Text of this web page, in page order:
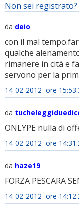
Non sei registrato?
da deio
con il mal
qualche
rimanere in cità e
servono per la
14-02-2012 ore
da
ONLYPE nulla di
14-02-2012 ore
da haze19
FORZA PESCARA
14-02-2012 ore